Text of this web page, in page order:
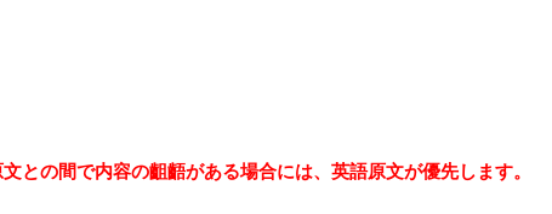
との間で内容の齟齬がある場合には、英語原文が優先します。